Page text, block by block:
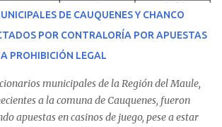
en el centro de destino. Apenas se
de su condición, sus padres —residentes en
a Cauquenes con la esperanza de una
No obstante, alrededo...
DE CAUQUENES Y CHANCO
POR CONTRALORÍA POR APUESTAS
PROHIBICIÓN LEGAL
municipales de la Región del Maule,
a la comuna de Cauquenes, fueron
apuestas en casinos de juego, pese a estar